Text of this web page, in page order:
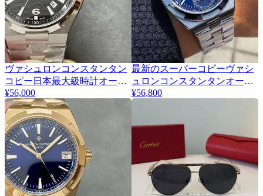
3ヴァシュロンコンスタンタン
コピー日本最大級時計オーヴ
ァーシーズ 47040/B01A-9094
¥56,000
3
最新のスーパーコピーヴァシ
ュロンコンスタンタンオーヴ
ァーシーズ デュアルタイム
¥56,800